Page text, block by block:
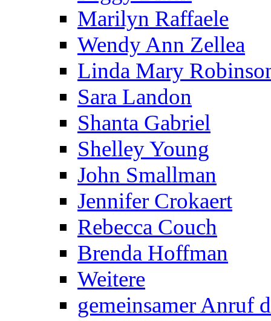
Marilyn Raffaele
Wendy Ann Zellea
Linda Mary
Sara Landon
Shanta Gabriel
Shelley Young
John Smallman
Jennifer Crokaert
Rebecca Couch
Brenda Hoffman
Weitere
gemeinsamer Anruf